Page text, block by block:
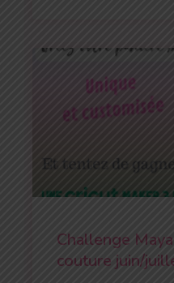
Challenge
couture juin/